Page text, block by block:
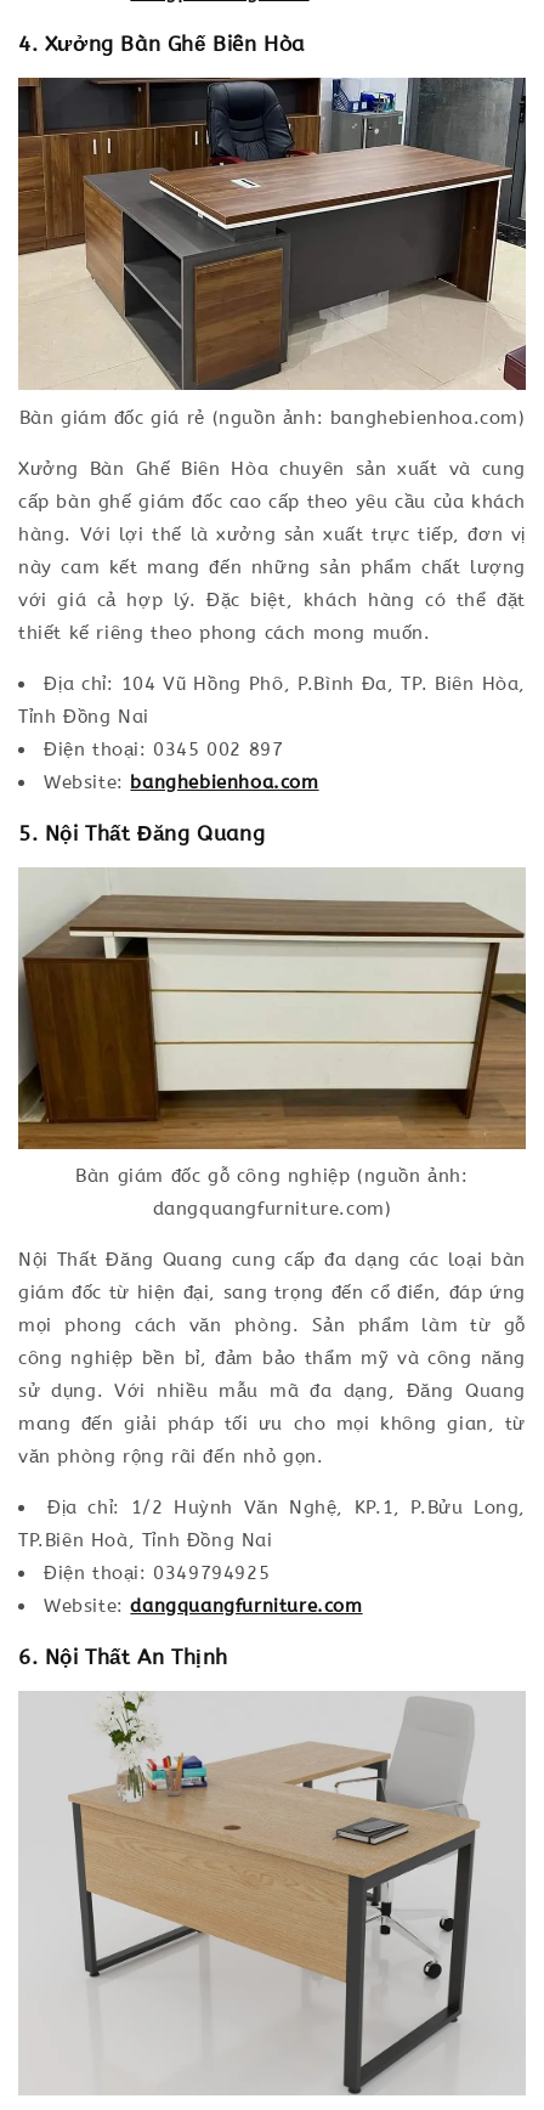
4. Xưởng Bàn Ghế Biên Hòa
Bàn giám đốc giá rẻ (nguồn ảnh: banghebienhoa.com)
Xưởng Bàn Ghế Biên Hòa chuyên sản xuất và cung
cấp bàn ghế giám đốc cao cấp theo yêu cầu của khách
hàng. Với lợi thế là xưởng sản xuất trực tiếp, đơn vị
này cam kết mang đến những sản phẩm chất lượng
với giá cả hợp lý. Đặc biệt, khách hàng có thể đặt
thiết kế riêng theo phong cách mong muốn.
Địa chỉ: 104 Vũ Hồng Phô, P.Bình Đa, TP. Biên Hòa,
Tỉnh Đồng Nai
Điện thoại: 0345 002 897
Website: banghebienhoa.com
5. Nội Thất Đăng Quang
Bàn giám đốc gỗ công nghiệp (nguồn ảnh:
dangquangfurniture.com)
Nội Thất Đăng Quang cung cấp đa dạng các loại bàn
giám đốc từ hiện đại, sang trọng đến cổ điển, đáp ứng
mọi phong cách văn phòng. Sản phẩm làm từ gỗ
công nghiệp bền bỉ, đảm bảo thẩm mỹ và công năng
sử dụng. Với nhiều mẫu mã đa dạng, Đăng Quang
mang đến giải pháp tối ưu cho mọi không gian, từ
văn phòng rộng rãi đến nhỏ gọn.
Địa chỉ: 1/2 Huỳnh Văn Nghệ, KP.1, P.Bửu Long,
TP.Biên Hoà, Tỉnh Đồng Nai
Điện thoại: 0349794925
Website:dangquangfurniture.com
6. Nội Thất An Thịnh